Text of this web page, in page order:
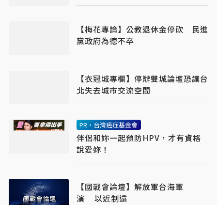
【梅花專論】公教退休金停砍 民進
黨政府為德不卒
【衣冠城專欄】停辦雙城論壇恐讓台
北失去城市交流空間
PR・台灣癌症基金會
伴侶和妳一起預防HPV，才有資格
說愛妳！
【國戰會論壇】解放軍台海軍
演 以近制遠